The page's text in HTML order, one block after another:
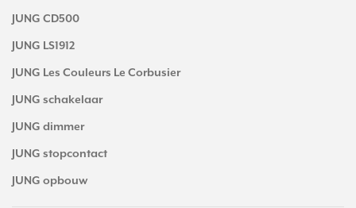
JUNG CD500
JUNG LS1912
JUNG Les Couleurs Le Corbusier
JUNG schakelaar
JUNG dimmer
JUNG stopcontact
JUNG opbouw